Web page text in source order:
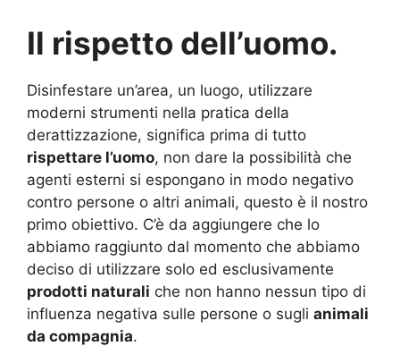
Il rispetto dell’uomo.
Disinfestare un’area, un luogo, utilizzare
moderni strumenti nella pratica della
derattizzazione, significa prima di tutto
rispettare l’uomo, non dare la possibilità che
agenti esterni si espongano in modo negativo
contro persone o altri animali, questo è il nostro
primo obiettivo. C’è da aggiungere che lo
abbiamo raggiunto dal momento che abbiamo
deciso di utilizzare solo ed esclusivamente
prodotti naturali che non hanno nessun tipo di
influenza negativa sulle persone o sugli animali
da compagnia.